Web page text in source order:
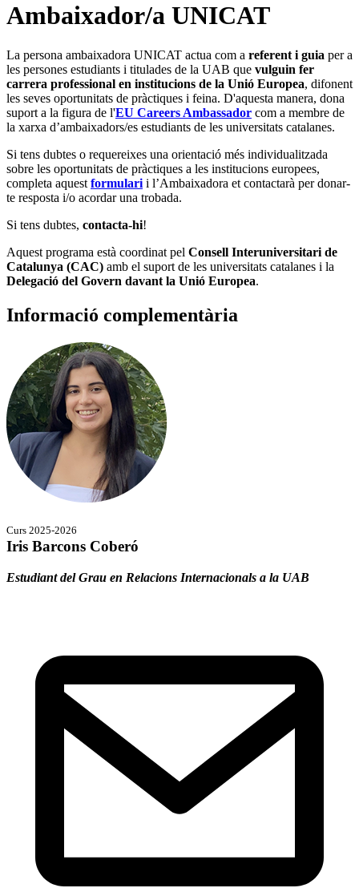
Ambaixador/a UNICAT
La persona ambaixadora UNICAT actua com a referent i guia per a
les persones estudiants i titulades de la UAB que vulguin fer
carrera professional en institucions de la Unió Europea, difonent
les seves oportunitats de pràctiques i feina. D'aquesta manera, dona
suport a la figura de l'EU Careers Ambassador com a membre de
la xarxa d’ambaixadors/es estudiants de les universitats catalanes.
Si tens dubtes o requereixes una orientació més individualitzada
sobre les oportunitats de pràctiques a les institucions europees,
completa aquest formulari i l’Ambaixadora et contactarà per donar-
te resposta i/o acordar una trobada.
Si tens dubtes, contacta-hi!
Aquest programa està coordinat pel Consell Interuniversitari de
Catalunya (CAC) amb el suport de les universitats catalanes i la
Delegació del Govern davant la Unió Europea.
Informació complementària
Curs 2025-2026
Iris Barcons Coberó
Estudiant del Grau en Relacions Internacionals a la UAB